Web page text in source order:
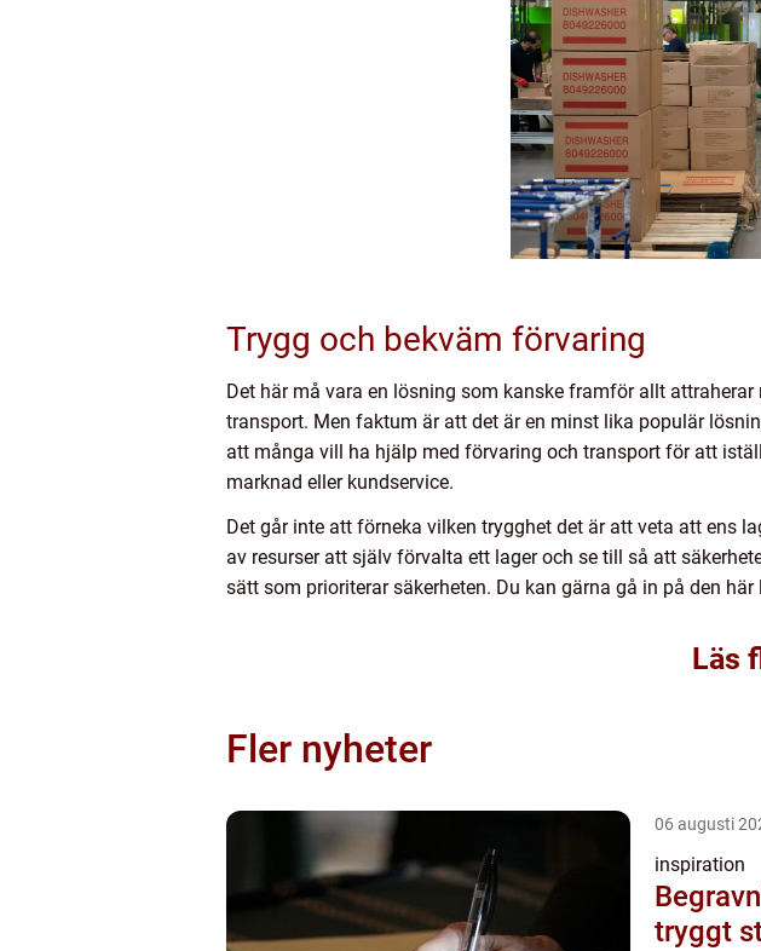
Trygg och bekväm förvaring
Det här må vara en lösning som kanske framför allt
transport. Men faktum är att det är en minst lika populär
att många vill ha hjälp med förvaring och transport för att
marknad eller kundservice.
Det går inte att förneka vilken trygghet det är att veta att ens
av resurser att själv förvalta ett lager och se till så att
sätt som prioriterar säkerheten. Du kan gärna gå in på den här
Läs
Fler nyheter
06 augusti
inspiration
tryggt